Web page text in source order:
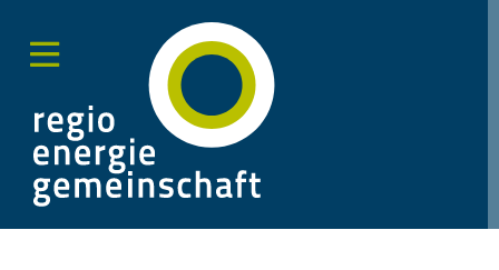
Inhalt
springen
Sliding